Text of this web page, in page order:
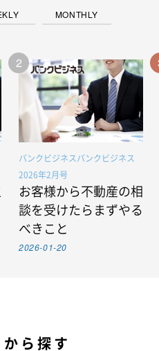
MONTHLY
2
バンクビジネスバンクビジネス
2026年2月号
お客様から不動産の相
談を受けたらまずやる
べきこと
2026-01-20
ら探す